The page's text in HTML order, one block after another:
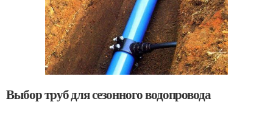
Выбор труб для сезонного водопровода